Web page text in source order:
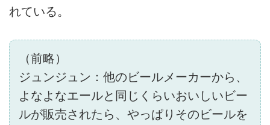
れている。
（前略）
ジュンジュン：他のビールメーカーから、
よなよなエールと同じくらいおいしいビー
ルが販売されたら、やっぱりそのビールを